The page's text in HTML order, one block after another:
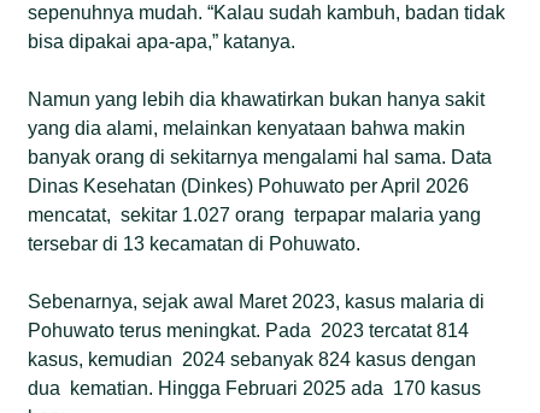
sepenuhnya mudah. “Kalau sudah kambuh, badan tidak
bisa dipakai apa-apa,” katanya.
Namun yang lebih dia khawatirkan bukan hanya sakit
yang dia alami, melainkan kenyataan bahwa makin
banyak orang di sekitarnya mengalami hal sama. Data
Dinas Kesehatan (Dinkes) Pohuwato per April 2026
mencatat, sekitar 1.027 orang terpapar malaria yang
tersebar di 13 kecamatan di Pohuwato.
Sebenarnya, sejak awal Maret 2023, kasus malaria di
Pohuwato terus meningkat. Pada 2023 tercatat 814
kasus, kemudian 2024 sebanyak 824 kasus dengan
dua kematian. Hingga Februari 2025 ada 170 kasus